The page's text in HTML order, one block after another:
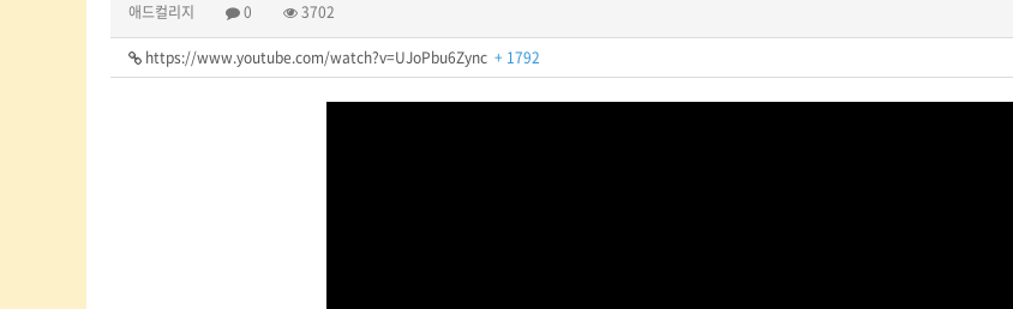
애드컬리지 0 3702
https://www.youtube.com/watch?v=UJoPbu6Zync + 1792